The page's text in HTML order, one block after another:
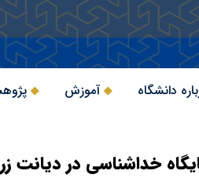
دانشگاه آموزش
خداشناسی در دیانت